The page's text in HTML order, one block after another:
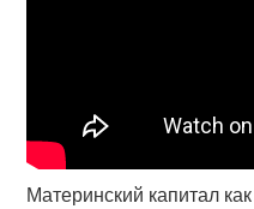
Материнский капитал